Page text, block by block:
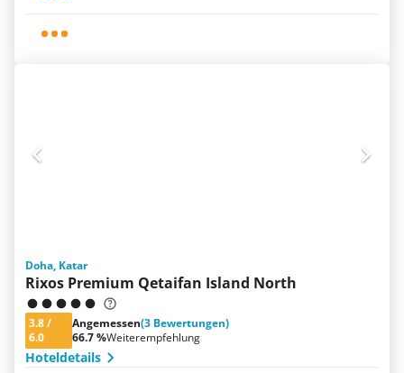
Doha, Katar
Rixos Premium Qetaifan Island North
3.8/
6.0
Angemessen(3 Bewertungen)
66.7 %Weiterempfehlung
Hoteldetails